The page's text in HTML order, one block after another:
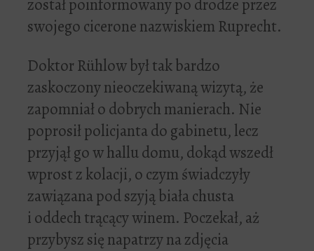
został poinformowany po drodze przez
swojego cicerone nazwiskiem Ruprecht.
Doktor Rühlow był tak bardzo
zaskoczony nieoczekiwaną wizytą, że
zapomniał o dobrych manierach. Nie
poprosił policjanta do gabinetu, lecz
przyjął go w hallu domu, dokąd wszedł
wprost z kolacji, o czym świadczyły
zawiązana pod szyją biała chusta
i oddech trącący winem. Poczekał, aż
przybysz się napatrzy na zdjęcia